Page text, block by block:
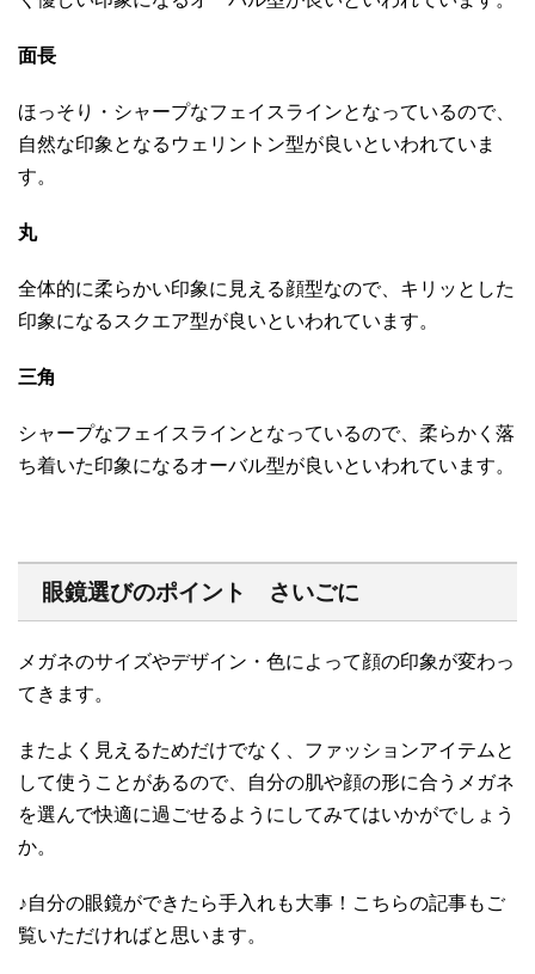
面長
ほっそり・シャープなフェイスラインとなっているので、
自然な印象となるウェリントン型が良いといわれていま
す。
丸
全体的に柔らかい印象に見える顔型なので、キリッとした
印象になるスクエア型が良いといわれています。
三角
シャープなフェイスラインとなっているので、柔らかく落
ち着いた印象になるオーバル型が良いといわれています。
眼鏡選びのポイント さいごに
メガネのサイズやデザイン・色によって顔の印象が変わっ
てきます。
またよく見えるためだけでなく、ファッションアイテムと
して使うことがあるので、自分の肌や顔の形に合うメガネ
を選んで快適に過ごせるようにしてみてはいかがでしょう
か。
♪自分の眼鏡ができたら手入れも大事！こちらの記事もご
覧いただければと思います。